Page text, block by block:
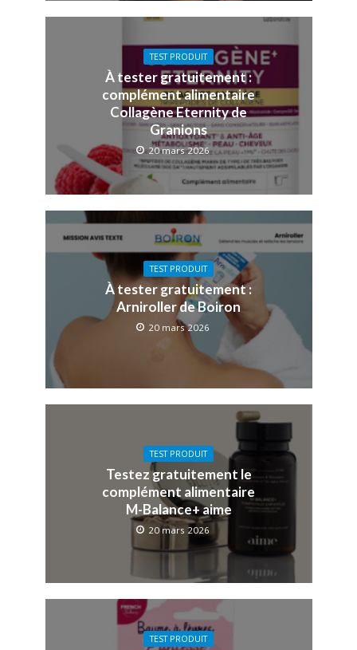
TEST PRODUIT
À tester gratuitement :
complément alimentaire
Collagène Eternity de
Granions
20 mars 2026
TEST PRODUIT
À tester gratuitement :
Arniroller de Boiron
20 mars 2026
TEST PRODUIT
Testez gratuitement le
complément alimentaire
M-Balance+ aime
20 mars 2026
TEST PRODUIT